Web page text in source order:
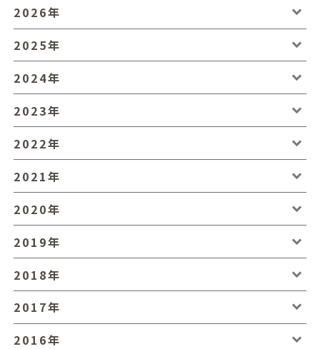
2026年
2025年
2024年
2023年
2022年
2021年
2020年
2019年
2018年
2017年
2016年